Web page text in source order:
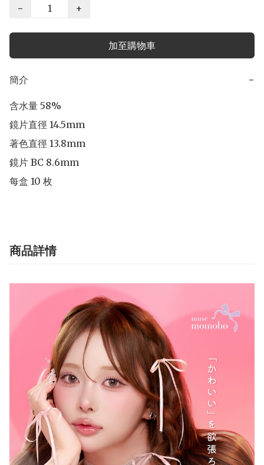
−
+
加至購物車
簡介 −
含水量 58%
鏡片直徑 14.5mm
著色直徑 13.8mm
鏡片 BC 8.6mm
每盒 10 枚
商品詳情